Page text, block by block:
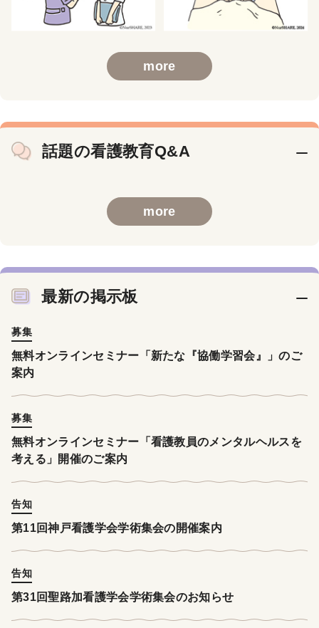
more
話題の看護教育Q&A
more
最新の掲示板
募集
無料オンラインセミナー「新たな『協働学習会』」のご
案内
募集
無料オンラインセミナー「看護教員のメンタルヘルスを
考える」開催のご案内
告知
第11回神戸看護学会学術集会の開催案内
告知
第31回聖路加看護学会学術集会のお知らせ